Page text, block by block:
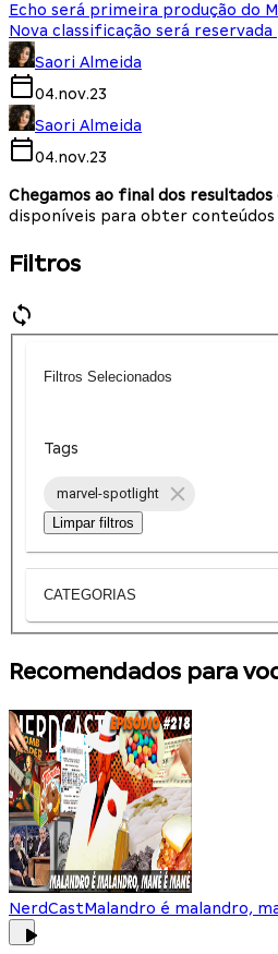
Echo será primeira produção do
Nova classificação será
Saori Almeida
04.nov.23
Saori Almeida
04.nov.23
Chegamos ao final dos resultados
disponíveis para obter conteúdos
Filtros
Filtros Selecionados
Tags
marvel-spotlight
Limpar filtros
CATEGORIAS
Recomendados para
NerdCastMalandro é malandro,